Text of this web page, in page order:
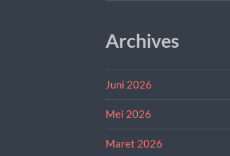
Archives
Juni 2026
Mei 2026
Maret 2026